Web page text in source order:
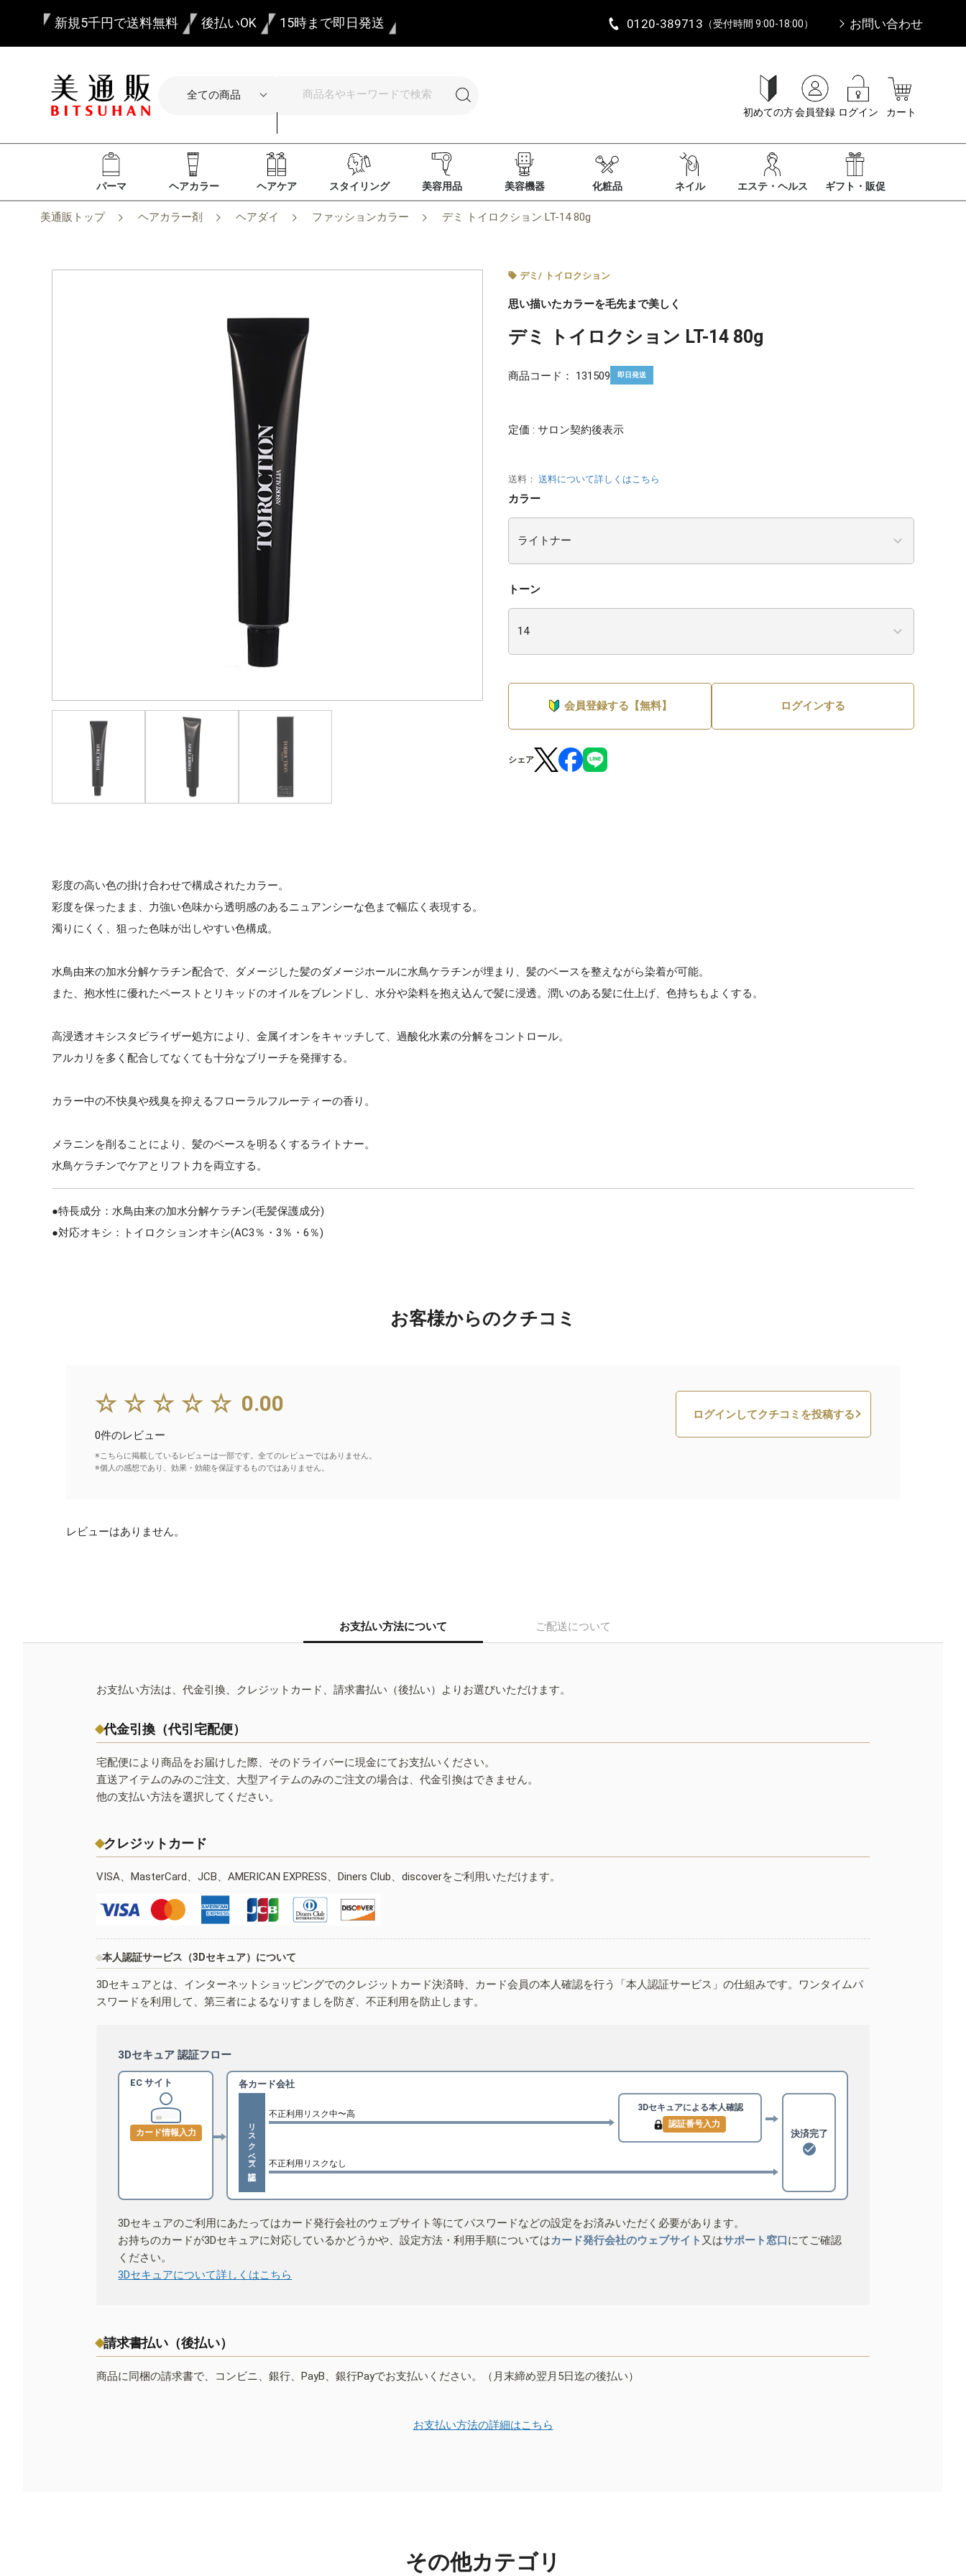
新規5千円で送料無料 後払いOK 15時まで即日発送 0120-389713 （受付時間 9:00-18:00） お問い合わせ
初めての方会員登録 ログイン カート
パーマ ヘアカラー ヘアケア スタイリング 美容用品 美容機器 化粧品 ネイル エステ・ヘルス ギフト・販促
美通販トップ ヘアカラー剤 ヘアダイ ファッションカラー デミ トイロクション LT-14 80g
デミ / トイロクション
思い描いたカラーを毛先まで美しく
デミ トイロクション LT-14 80g
商品コード： 131509 即日発送
定価 : サロン契約後表示
送料： 送料について詳しくはこちら
カラー
トーン
会員登録する【無料】 ログインする
シェア
彩度の高い色の掛け合わせで構成されたカラー。
彩度を保ったまま、力強い色味から透明感のあるニュアンシーな色まで幅広く表現する。
濁りにくく、狙った色味が出しやすい色構成。
水鳥由来の加水分解ケラチン配合で、ダメージした髪のダメージホールに水鳥ケラチンが埋まり、髪のベースを整えながら染着が可能。
また、抱水性に優れたペーストとリキッドのオイルをブレンドし、水分や染料を抱え込んで髪に浸透。潤いのある髪に仕上げ、色持ちもよくする。
高浸透オキシスタビライザー処方により、金属イオンをキャッチして、過酸化水素の分解をコントロール。
アルカリを多く配合してなくても十分なブリーチを発揮する。
カラー中の不快臭や残臭を抑えるフローラルフルーティーの香り。
メラニンを削ることにより、髪のベースを明るくするライトナー。
水鳥ケラチンでケアとリフト力を両立する。
●特長成分：水鳥由来の加水分解ケラチン(毛髪保護成分)
●対応オキシ：トイロクションオキシ(AC3％・3％・6％)
お客様からのクチコミ
☆☆☆☆☆ 0.00
0件のレビュー
※こちらに掲載しているレビューは一部です。全てのレビューではありません。
※個人の感想であり、効果・効能を保証するものではありません。
ログインしてクチコミを投稿する
レビューはありません。
お支払い方法について ご配送について
お支払い方法は、代金引換、クレジットカード、請求書払い（後払い）よりお選びいただけます。
代金引換（代引宅配便）
宅配便により商品をお届けした際、そのドライバーに現金にてお支払いください。
直送アイテムのみのご注文、大型アイテムのみのご注文の場合は、代金引換はできません。
他の支払い方法を選択してください。
クレジットカード
VISA、MasterCard、JCB、AMERICAN EXPRESS、Diners Club、discoverをご利用いただけます。
本人認証サービス（3Dセキュア）について
3Dセキュアとは、インターネットショッピングでのクレジットカード決済時、カード会員の本人確認を行う「本人認証サービス」の仕組みです。ワンタイムパ
スワードを利用して、第三者によるなりすましを防ぎ、不正利用を防止します。
3Dセキュア 認証フロー
EC サイト
カード情報入力
各カード会社
リスクベース認証
不正利用リスク中〜高
3Dセキュアによる本人確認
認証番号入力
不正利用リスクなし
決済完了
3Dセキュアのご利用にあたってはカード発行会社のウェブサイト等にてパスワードなどの設定をお済みいただく必要があります。
お持ちのカードが3Dセキュアに対応しているかどうかや、設定方法・利用手順についてはカード発行会社のウェブサイト 又はサポート窓口にてご確認
ください。
3Dセキュアについて詳しくはこちら
請求書払い（後払い）
商品に同梱の請求書で、コンビニ、銀行、PayB、銀行Payでお支払いください。（月末締め翌月5日迄の後払い）
お支払い方法の詳細はこちら
その他カテゴリ